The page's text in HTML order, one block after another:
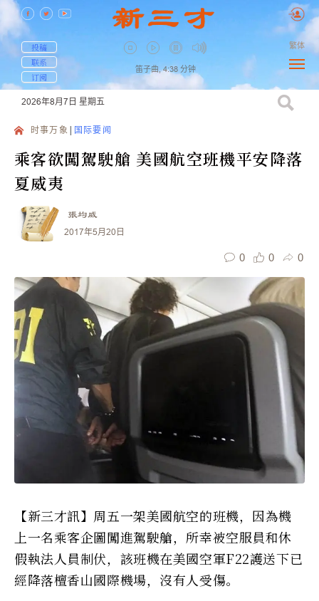
投稿
联系
订阅
笛子曲, 4:38 分钟
繁体
2026年8月7日 星期五
时事万象 国际要闻
乘客欲闖駕駛艙 美國航空班機平安降落
夏威夷
張均威
2017年5月20日
0 0 0
【新三才訊】周五一架美國航空的班機，因為機
上一名乘客企圖闖進駕駛艙，所幸被空服員和休
假執法人員制伏，該班機在美國空軍F22護送下已
經降落檀香山國際機場，沒有人受傷。